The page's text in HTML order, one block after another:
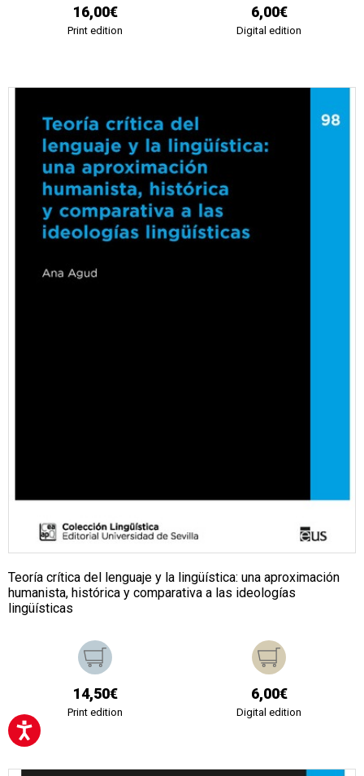
16,00€
Print edition
6,00€
Digital edition
Teoría crítica del lenguaje y la lingüística: una aproximación
humanista, histórica y comparativa a las ideologías
lingüísticas
14,50€
Print edition
6,00€
Digital edition